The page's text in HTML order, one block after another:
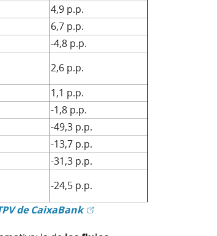
4,9 p.p.
6,7 p.p.
-4,8 p.p.
2,6 p.p.
1,1 p.p.
-1,8 p.p.
-49,3 p.p.
-13,7 p.p.
-31,3 p.p.
-24,5 p.p.
de CaixaBank(Abrir en ventana nueva)